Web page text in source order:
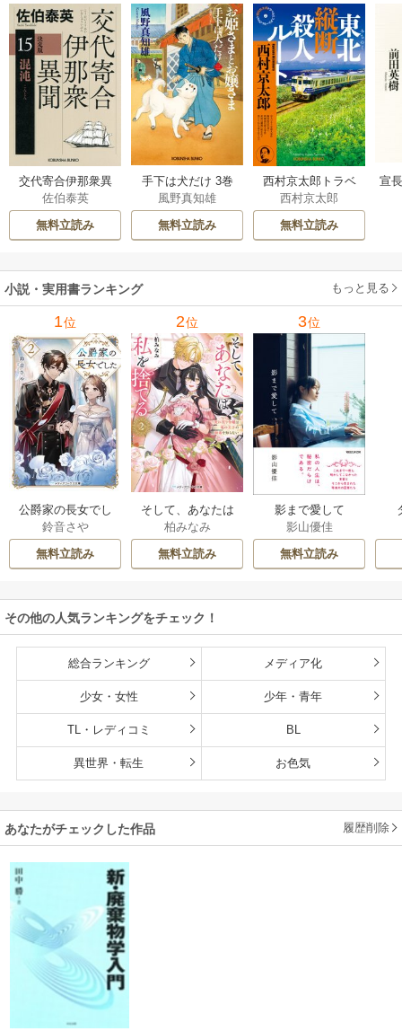
交代寄合伊那衆異
聞 15巻
佐伯泰英
無料立読み
手下は犬だけ 3巻
風野真知雄
無料立読み
西村京太郎トラベ
ルミステリー・セ
レクション 2巻
西村京太郎
無料立読み
宣
小説・実用書ランキング もっと見る
1位
公爵家の長女でし
た
鈴音さや
無料立読み
2位
そして、あなたは
私を捨てる
柏みなみ
無料立読み
3位
影まで愛して
影山優佳
無料立読み
その他の人気ランキングをチェック！
総合ランキング メディア化
少女・女性 少年・青年
TL・レディコミ BL
異世界・転生 お色気
あなたがチェックした作品 履歴削除